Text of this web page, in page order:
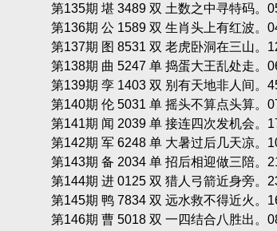
第135期 堪 3489 双 土数之中寻特码。
第136期 公 1589 双 生肖头上有红波。
第137期 图 8531 双 老虎卧洞在三山。
第138期 曲 5247 单 捣蛋大王乱处走。
第139期 孪 1403 双 别有天地非人间。
第140期 伦 5031 单 摇头不算点头算。
第141期 闻 2039 单 接连四次发机会。
第142期 军 6248 单 大暑过后几天凉。
第143期 备 2034 单 招后相迎做三陪。
第144期 进 0125 双 猎人弓箭近身旁。
第145期 鸭 7834 双 远水救不得近火。
第146期 曹 5018 双 一四结合八胜出。